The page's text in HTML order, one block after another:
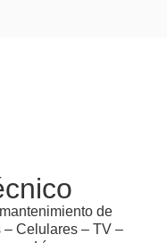
de
– Celulares – TV –